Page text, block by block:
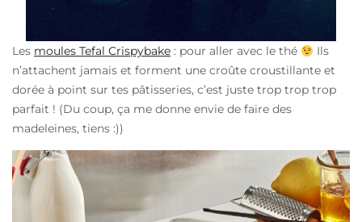
Les moules Tefal Crispybake : pour aller avec le thé
Ils
n’attachent jamais et forment une croûte croustillante et
dorée à point sur tes pâtisseries, c’est juste trop trop trop
parfait ! (Du coup, ça me donne envie de faire des
madeleines, tiens :))